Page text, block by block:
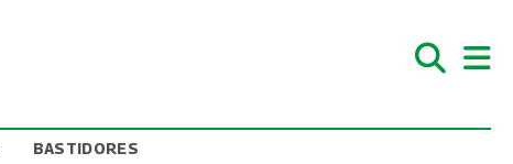
BASTIDORES